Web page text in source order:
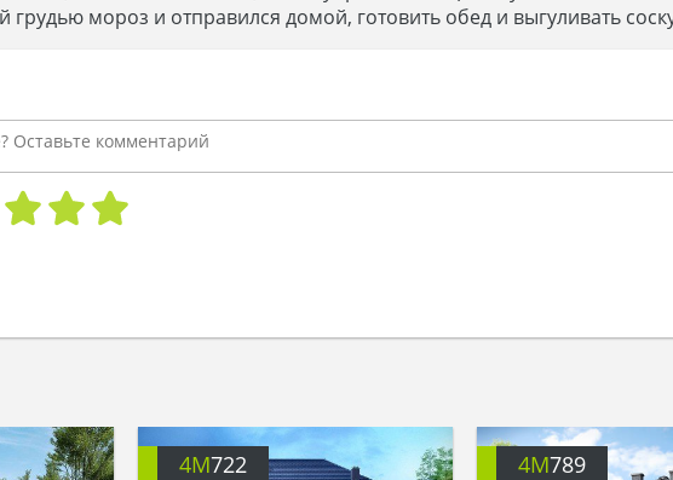
грудью мороз и отправился домой, готовить обед и выгуливать
4M722 4M789